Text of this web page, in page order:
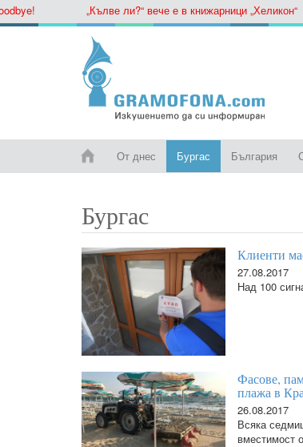
„Кълве ли?“ вече е в книжарници „Хеликон“
От днес Бургас България
Бургас
Клиенти
27.08.2017
Над 100
Фасове,
плажа в
26.08.2017
Всяка
вместимост